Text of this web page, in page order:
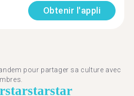
Obtenir l'appli
pour partager sa culture avec
starstarstar